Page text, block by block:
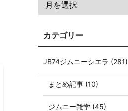
カテゴリー
JB74ジムニーシエラ (281)
まとめ記事 (10)
ジムニー雑学 (45)